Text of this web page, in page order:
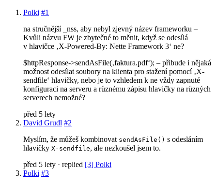
Polki #1
na stručnější _nss, aby nebyl zjevný název frameworku –
Kvůli názvu FW je zbytečné to měnit, když se odesílá
v hlavičce ‚X-Powered-By: Nette Framework 3‘ ne?
$httpResponse->sendAsFile(‚faktura.pdf‘); – přibude i nějaká
možnost odesílat soubory na klienta pro stažení pomocí ‚X-
sendfile‘ hlavičky, nebo je to vzhledem k ne vždy zapnuté
konfiguraci na serveru a různému zápisu hlavičky na různých
serverech nemožné?
před 5 lety
David Grudl #2
Myslím, že můžeš kombinovat sendAsFile() s odesláním
hlavičky X-sendfile, ale nezkoušel jsem to.
před 5 lety · replied [3] Polki
Polki #3